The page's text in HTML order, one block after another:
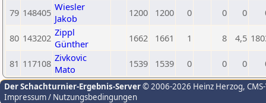
79 148405 Wiesler
Jakob
1200 1200 0 0 0
80 143202 Zippl
Günther
1662 1661 1 8 4,5
81 117108 Zivkovic
Mato
1539 1539 0 0 0
Der Schachturnier-Ergebnis-Server© 2006-2026 Heinz Herzog,
Impressum / Nutzungsbedingungen